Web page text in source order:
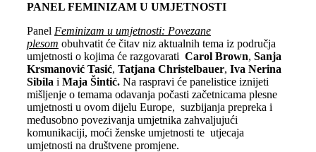
PANEL FEMINIZAM U UMJETNOSTI
Panel Feminizam u umjetnosti: Povezane
plesom obuhvatit će čitav niz aktualnih tema iz područja
umjetnosti o kojima će razgovarati Carol Brown, Sanja
Krsmanović Tasić, Tatjana Christelbauer, Iva Nerina
Sibila i Maja Šintić. Na raspravi će panelistice iznijeti
mišljenje o temama odavanja počasti začetnicama plesne
umjetnosti u ovom dijelu Europe, suzbijanja prepreka i
međusobno povezivanja umjetnika zahvaljujući
komunikaciji, moći ženske umjetnosti te utjecaja
umjetnosti na društvene promjene.